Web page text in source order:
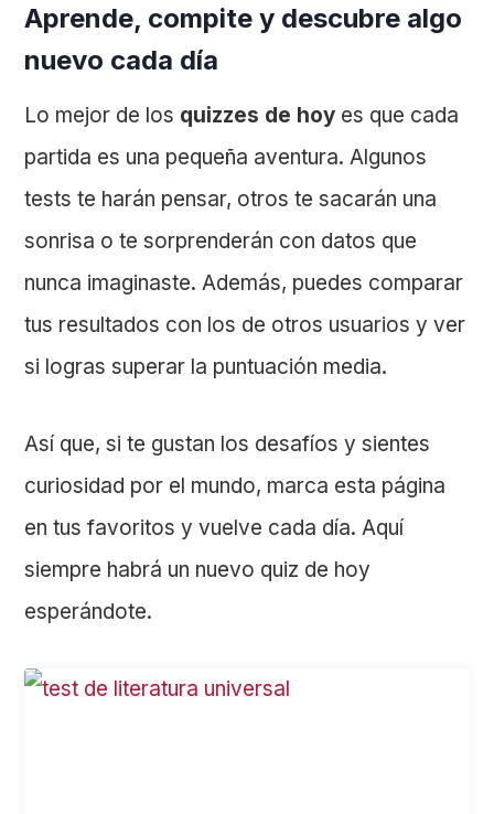
Aprende, compite y descubre algo
nuevo cada día
Lo mejor de los quizzes de hoy es que cada
partida es una pequeña aventura. Algunos
tests te harán pensar, otros te sacarán una
sonrisa o te sorprenderán con datos que
nunca imaginaste. Además, puedes comparar
tus resultados con los de otros usuarios y ver
si logras superar la puntuación media.
Así que, si te gustan los desafíos y sientes
curiosidad por el mundo, marca esta página
en tus favoritos y vuelve cada día. Aquí
siempre habrá un nuevo quiz de hoy
esperándote.